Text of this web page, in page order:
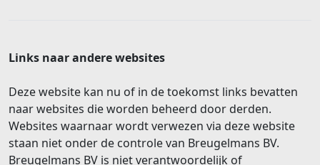
Links naar andere websites
Deze website kan nu of in de toekomst links bevatten
naar websites die worden beheerd door derden.
Websites waarnaar wordt verwezen via deze website
staan niet onder de controle van Breugelmans BV.
Breugelmans BV is niet verantwoordelijk of